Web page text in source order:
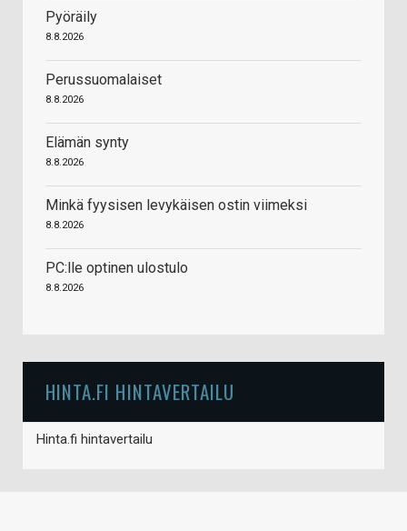
Pyöräily
8.8.2026
Perussuomalaiset
8.8.2026
Elämän synty
8.8.2026
Minkä fyysisen levykäisen ostin viimeksi
8.8.2026
PC:lle optinen ulostulo
8.8.2026
HINTA.FI HINTAVERTAILU
Hinta.fi hintavertailu